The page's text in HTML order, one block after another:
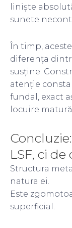
liniște
sunete
În timp,
diferența
susține.
atenție
fundal, exact
locuire
LSF, ci
Structura
natura ei.
Este
superficial.